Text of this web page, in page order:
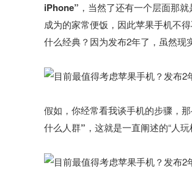
iPhone” ，当然了还有一个层面那
成为的家常便饭，因此苹果手机不
什么经典？因为发布2年了，虽然现
假如，你经常看我谈手机的步骤，
什么人群” ，这就是一直阐述的“人